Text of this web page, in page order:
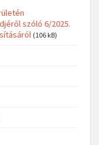
szóló 6/2025.
(106 kB)